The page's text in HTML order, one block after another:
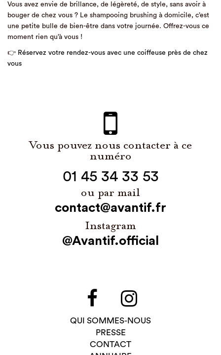
Vous avez envie de brillance, de légèreté, de style, sans avoir à
bouger de chez vous ? Le shampooing brushing à domicile, c’est
une petite bulle de bien-être dans votre journée. Offrez-vous ce
moment rien qu’à vous !
👉 Réservez votre rendez-vous avec une coiffeuse près de chez
vous
Vous pouvez nous contacter à ce
numéro
01 45 34 33 53
ou par mail
contact@avantif.fr
Instagram
@Avantif.official
QUI SOMMES-NOUS
PRESSE
CONTACT